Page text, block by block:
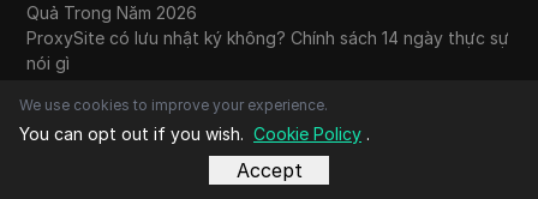
Quả Trong Năm 2026
ProxySite có lưu nhật ký không? Chính sách 14 ngày thực sự
nói gì
Video xu hướng hàng đầu
We use cookies to improve your experience.
You can opt out if you wish. Cookie Policy .
Accept